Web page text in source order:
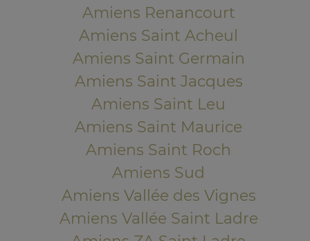
Amiens Renancourt
Amiens Saint Acheul
Amiens Saint Germain
Amiens Saint Jacques
Amiens Saint Leu
Amiens Saint Maurice
Amiens Saint Roch
Amiens Sud
Amiens Vallée des Vignes
Amiens Vallée Saint Ladre